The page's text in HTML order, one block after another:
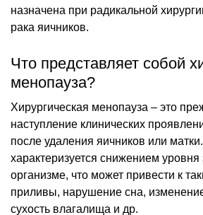
назначена при радикальной
рака яичников.
Что представляет собой
менопауза?
Хирургическая менопауза – это
наступление клинических
после удаления яичников или
характеризуется снижением уровня
организме, что может привести к
приливы, нарушение сна,
сухость влагалища и др.